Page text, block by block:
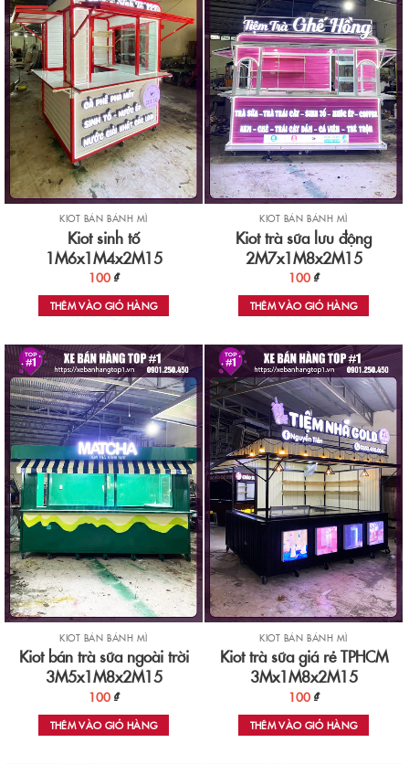
KIOT BÁN BÁNH MÌ
Kiot sinh tố
1M6x1M4x2M15
100 ₫
THÊM VÀO GIỎ HÀNG
KIOT BÁN BÁNH MÌ
Kiot trà sữa lưu động
2M7x1M8x2M15
100 ₫
THÊM VÀO GIỎ HÀNG
KIOT BÁN BÁNH MÌ
Kiot bán trà sữa ngoài trời
3M5x1M8x2M15
100 ₫
THÊM VÀO GIỎ HÀNG
KIOT BÁN BÁNH MÌ
Kiot trà sữa giá rẻ TPHCM
3Mx1M8x2M15
100 ₫
THÊM VÀO GIỎ HÀNG